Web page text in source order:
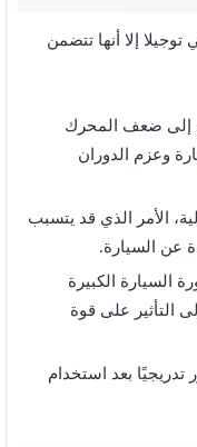
إلا أنها تتضمن
إلى ضعف المحرك
وعزم الدوران
الأمر الذي قد يتسبب
عن السيارة.
السيارة الكبيرة
التأثير على قوة
تدريجيًا بعد استخدام